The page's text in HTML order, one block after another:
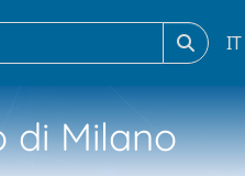
IT
di Milano